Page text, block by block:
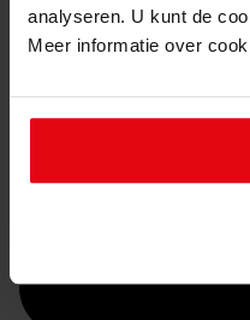
analyseren. U kunt de
Meer informatie over
Stuur een reactie naar